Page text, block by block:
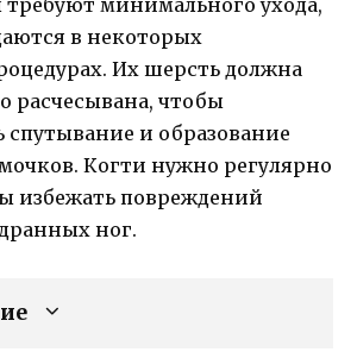
в некоторых
Их шерсть должна
расчесывана, чтобы
спутывание и образование
Когти нужно регулярно
избежать повреждений
ног.